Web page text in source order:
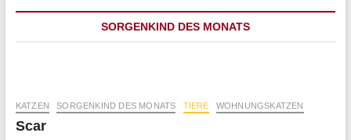
SORGENKIND DES MONATS
KATZEN SORGENKIND DES MONATS TIERE WOHNUNGSKATZEN
Scar